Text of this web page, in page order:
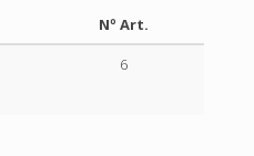
Nº Art.
6